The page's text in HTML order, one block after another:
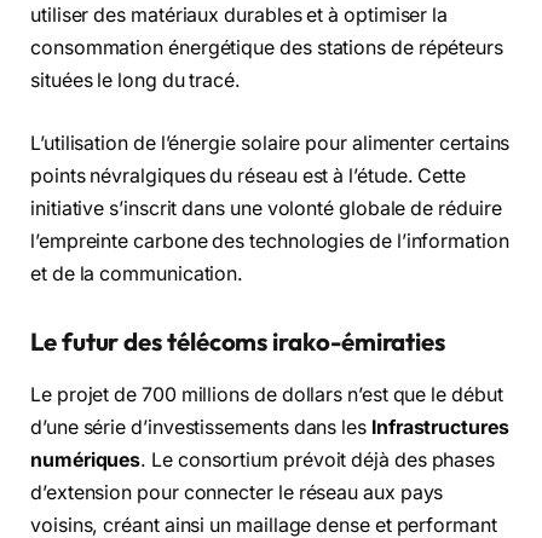
utiliser des matériaux durables et à optimiser la
consommation énergétique des stations de répéteurs
situées le long du tracé.
L’utilisation de l’énergie solaire pour alimenter certains
points névralgiques du réseau est à l’étude. Cette
initiative s’inscrit dans une volonté globale de réduire
l’empreinte carbone des technologies de l’information
et de la communication.
Le futur des télécoms irako-émiraties
Le projet de 700 millions de dollars n’est que le début
d’une série d’investissements dans les Infrastructures
numériques. Le consortium prévoit déjà des phases
d’extension pour connecter le réseau aux pays
voisins, créant ainsi un maillage dense et performant